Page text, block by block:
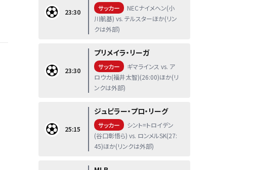
23:30 サッカー
NECナイメヘン(小
川航基) vs. テルスターほか(リン
クは外部)
23:30
プリメイラ・リーガ
サッカー
ギマラインス vs. ア
ロウカ(福井太智)(26:00)ほか(リ
ンクは外部)
25:15
ジュピラー・プロ・リーグ
サッカー
シント=トロイデン
(谷口彰悟ら) vs. ロンメルSK(27:
45)ほか(リンクは外部)